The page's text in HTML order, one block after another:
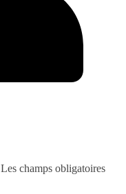
Les champs obligatoires